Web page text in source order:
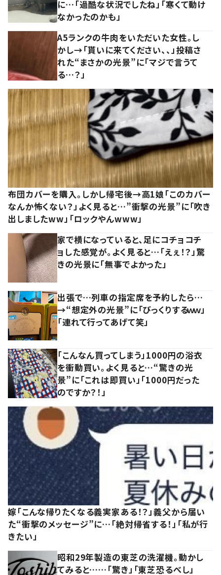
に…「過酷な状況でしたね」「寒くて動け
なかったのかも」
A5ランクの牛肉をいただいた女性。し
かし→「貰いに来てください、、」投稿さ
れた“まさかの光景”に「マジで言うて
る…？」
布団カバーを購入。しかし帰宅後→高1娘「このカバー
なんか怖くない？」よく見ると…”衝撃の光景”に「吹き
出しましたww」「ロックやんwww」
家で横になっていると、足にコチョコチ
ョした感覚が。よく見ると…「えぇ！？」驚
きの光景に「無事でよかった」
出張で…列車の指定席を予約したら…
→“想定外の光景”に「びっくりするｗｗ」
「連れて行ってあげて笑」
「こんなん買ってしまう」1000円の浴衣
を衝動買い。よく見ると…“驚きの光
景”に「これは即買い」「1000円だった
のですか？！」
嫁「こんな帰りたくなる義実家ある！？」義父から届い
た“衝撃のメッセージ”に…「絶対帰省する！」「私が行
きたい」
昭和29年製造の東芝の洗濯機。動かし
てみると……「驚き」「東芝恐るべし」